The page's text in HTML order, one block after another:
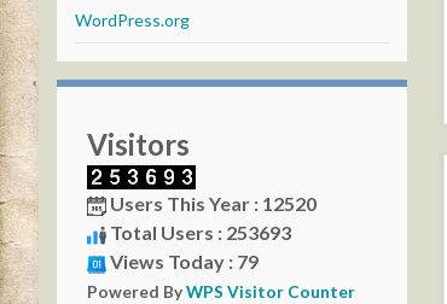
WordPress.org
Visitors
Users This Year : 12520
Total Users : 253693
Views Today : 79
Powered ByWPS Visitor Counter